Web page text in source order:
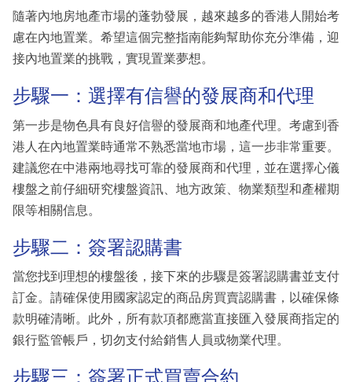
區
隨著內地房地產市場的蓬勃發展，越來越多的香港人開始考
慮在內地置業。希望這個完整指南能夠幫助你充分準備，迎
接內地置業的挑戰，實現置業夢想。
步驟一：選擇有信譽的發展商和代理
第一步是物色具有良好信譽的發展商和地產代理。考慮到香
港人在內地置業時通常不熟悉當地市場，這一步非常重要。
建議您在中港兩地尋找可靠的發展商和代理，並在選擇心儀
樓盤之前仔細研究樓盤資訊、地方政策、物業類型和產權期
限等相關信息。
步驟二：簽署認購書
當您找到理想的樓盤後，接下來的步驟是簽署認購書並支付
訂金。請確保使用國家認定的商品房買賣認購書，以確保條
款明確清晰。此外，所有款項都應當直接匯入發展商指定的
銀行監管帳戶，切勿支付給銷售人員或物業代理。
步驟三：簽署正式買賣合約